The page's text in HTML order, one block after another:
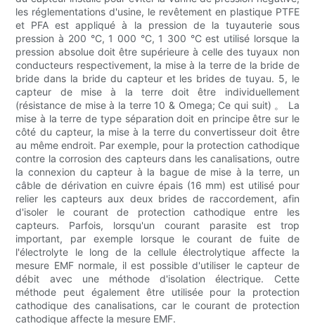
les réglementations d'usine, le revêtement en plastique PTFE
et PFA est appliqué à la pression de la tuyauterie sous
pression à 200 °C, 1 000 °C, 1 300 °C est utilisé lorsque la
pression absolue doit être supérieure à celle des tuyaux non
conducteurs respectivement, la mise à la terre de la bride de
bride dans la bride du capteur et les brides de tuyau. 5, le
capteur de mise à la terre doit être individuellement
(résistance de mise à la terre 10 & Omega; Ce qui suit) 。 La
mise à la terre de type séparation doit en principe être sur le
côté du capteur, la mise à la terre du convertisseur doit être
au même endroit. Par exemple, pour la protection cathodique
contre la corrosion des capteurs dans les canalisations, outre
la connexion du capteur à la bague de mise à la terre, un
câble de dérivation en cuivre épais (16 mm) est utilisé pour
relier les capteurs aux deux brides de raccordement, afin
d'isoler le courant de protection cathodique entre les
capteurs. Parfois, lorsqu'un courant parasite est trop
important, par exemple lorsque le courant de fuite de
l'électrolyte le long de la cellule électrolytique affecte la
mesure EMF normale, il est possible d'utiliser le capteur de
débit avec une méthode d'isolation électrique. Cette
méthode peut également être utilisée pour la protection
cathodique des canalisations, car le courant de protection
cathodique affecte la mesure EMF.